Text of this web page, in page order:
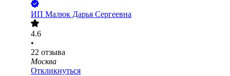
ИП Малюк Дарья Сергеевна
4.6
•
22 отзыва
Москва
Откликнуться